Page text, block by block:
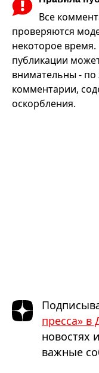
Все
проверяются
некоторое
публикации
внимательны -
комментарии,
оскорбления.
пресса» в
новостях
важные